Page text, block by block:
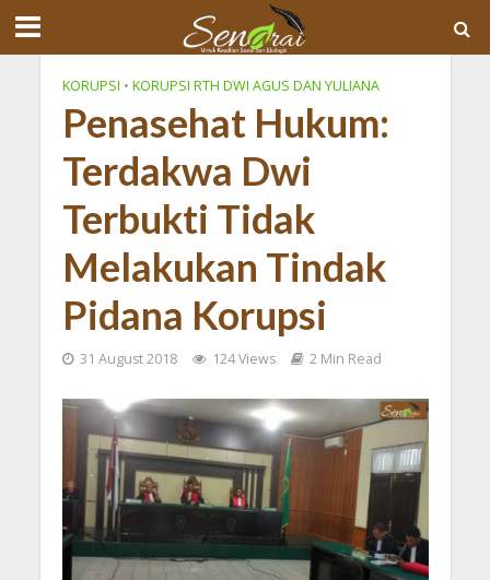
KORUPSI • KORUPSI RTH DWI AGUS DAN YULIANA
Penasehat Hukum:
Terdakwa Dwi
Terbukti Tidak
Melakukan Tindak
Pidana Korupsi
31 August 2018 124 Views 2 Min Read